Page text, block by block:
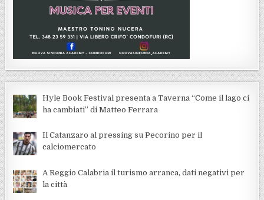
Hyle Book Festival presenta a Taverna “Come il lago ci
ha cambiati” di Matteo Ferrara
Il Catanzaro al pressing su Pecorino per il
calciomercato
A Reggio Calabria il turismo arranca, dati negativi per
la città